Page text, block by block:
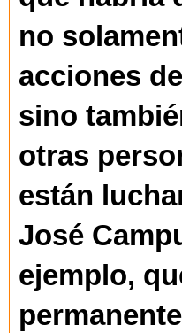
no
acciones
sino
otras
están
José
ejemplo,